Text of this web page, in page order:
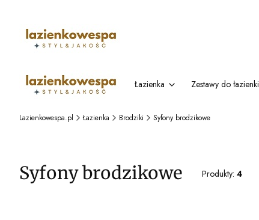
Łazienka Zestawy do łazienki
Lazienkowespa.pl Łazienka Brodziki Syfony brodzikowe
Syfony brodzikowe Produkty: 4